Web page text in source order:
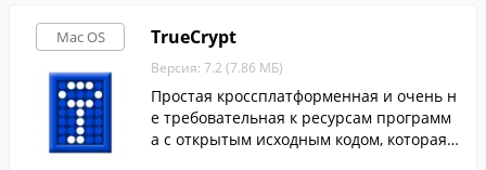
Mac OS TrueCrypt
Версия: 7.2 (7.86 МБ)
Простая кроссплатформенная и очень н
е требовательная к ресурсам программ
а с открытым исходным кодом, которая